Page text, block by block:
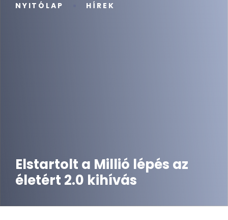
NYITÓLAP HÍREK
Elstartolt a Millió lépés az
életért 2.0 kihívás